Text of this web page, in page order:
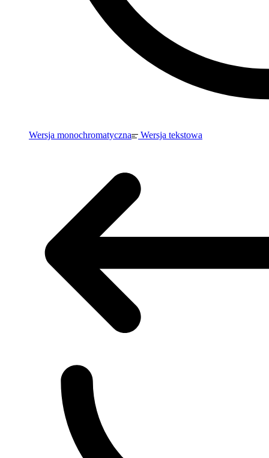
Wersja monochromatyczna Wersja tekstowa